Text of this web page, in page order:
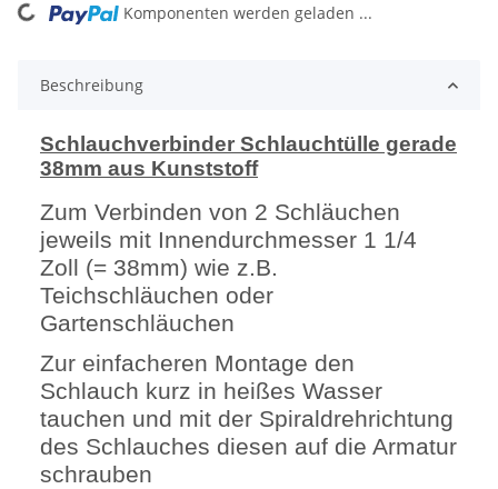
Komponenten werden geladen ...
Beschreibung
Schlauchverbinder Schlauchtülle gerade
38mm aus Kunststoff
Zum Verbinden von 2 Schläuchen
jeweils mit Innendurchmesser 1 1/4
Zoll (= 38mm) wie z.B.
Teichschläuchen oder
Gartenschläuchen
Zur einfacheren Montage den
Schlauch kurz in heißes Wasser
tauchen und mit der Spiraldrehrichtung
des Schlauches diesen auf die Armatur
schrauben